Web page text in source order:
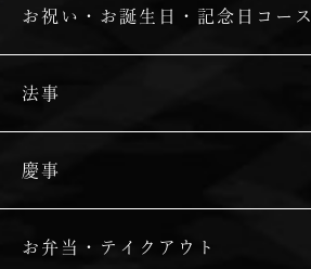
お祝い・お誕生日・記念日コース
法事
慶事
お弁当・テイクアウト